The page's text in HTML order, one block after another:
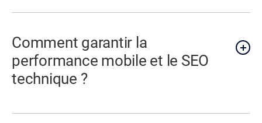
Comment garantir la
performance mobile et le SEO
technique ?